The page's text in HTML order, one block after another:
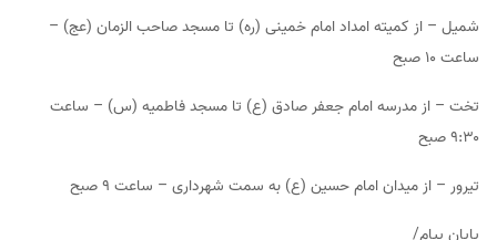
شمیل – از کمیته امداد امام خمینی (ره) تا مسجد صاحب الزمان (عج) –
ساعت ۱۰ صبح
تخت – از مدرسه امام جعفر صادق (ع) تا مسجد فاطمیه (س) – ساعت
۹:۳۰ صبح
تیرور – از میدان امام حسین (ع) به سمت شهرداری – ساعت ۹ صبح
پایان پیام/